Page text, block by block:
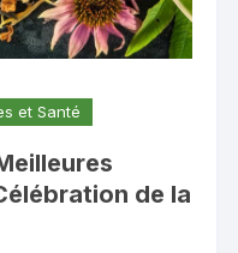
et Santé
de la